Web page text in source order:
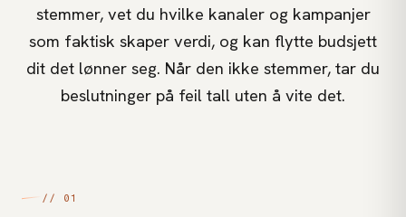
stemmer, vet du hvilke kanaler og kampanjer
som faktisk skaper verdi, og kan flytte budsjett
dit det lønner seg. Når den ikke stemmer, tar du
beslutninger på feil tall uten å vite det.
// 01